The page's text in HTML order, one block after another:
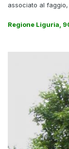
associato al
Regione Liguria,